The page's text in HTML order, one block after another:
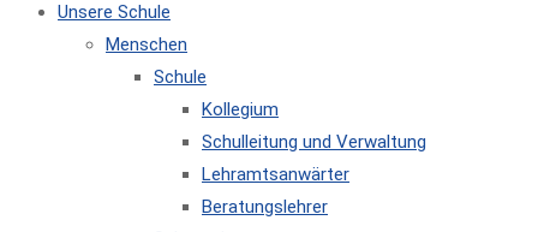
Unsere Schule
Menschen
Schule
Kollegium
Schulleitung und Verwaltung
Lehramtsanwärter
Beratungslehrer